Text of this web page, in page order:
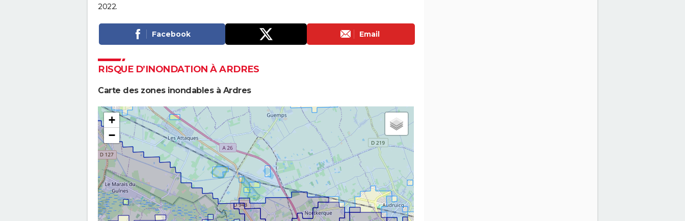
2022.
Facebook Email
RISQUE D’INONDATION À ARDRES
Carte des zones inondables à Ardres
+
−